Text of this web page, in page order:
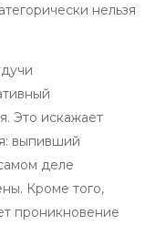
нельзя
Это искажает
выпивший
деле
Кроме того,
проникновение